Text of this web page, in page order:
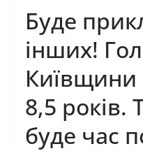
Буде
інших!
Київщини
8,5 років.
буде час